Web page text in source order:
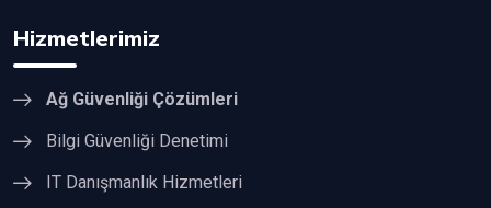
Hizmetlerimiz
Ağ Güvenliği Çözümleri
Bilgi Güvenliği Denetimi
IT Danışmanlık Hizmetleri